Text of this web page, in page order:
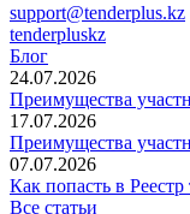
support@tenderplus.kz
tenderpluskz
Блог
24.07.2026
Преимущества
17.07.2026
Преимущества
07.07.2026
Как попасть в
Все статьи